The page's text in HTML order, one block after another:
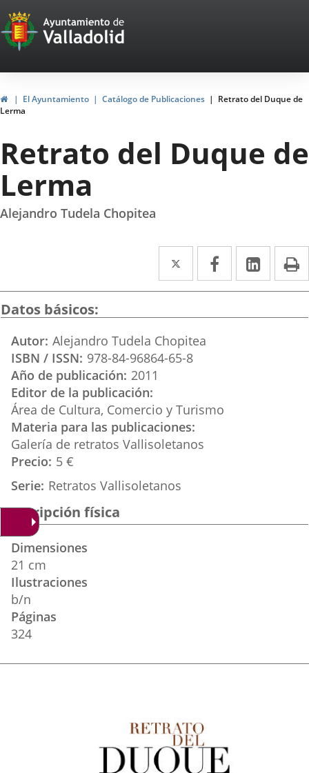
Portal
Web
del
Ayuntamiento
de
Valladolid
InicioEl Ayuntamiento Catálogo de Publicaciones
Retrato del Duque de
Lerma
Retrato del Duque de
Lerma
Alejandro Tudela Chopitea
Twitter
Enlace
a
externa.
Facebook
Enlace
a
Enlace
a
Datos básicos
Autor Alejandro Tudela Chopitea
ISBN / ISSN 978-84-96864-65-8
Año de publicación 2011
Editor de la publicación
Área de Cultura, Comercio y Turismo
Materia para las publicaciones
Galería de retratos Vallisoletanos
Precio 5 €
Serie Retratos Vallisoletanos
Descripción física
Dimensiones
21 cm
Ilustraciones
b/n
Páginas
324